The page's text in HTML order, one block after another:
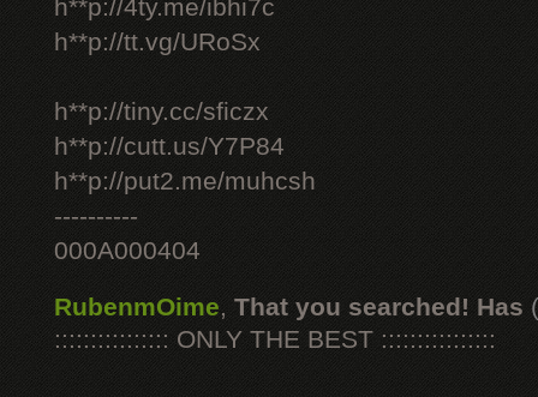
h**p://4ty.me/ibhi7c
h**p://tt.vg/URoSx
h**p://tiny.cc/sficzx
h**p://cutt.us/Y7P84
h**p://put2.me/muhcsh
----------
000A000404
RubenmOime, That you searched! Has
:::::::::::::::: ONLY THE BEST ::::::::::::::::